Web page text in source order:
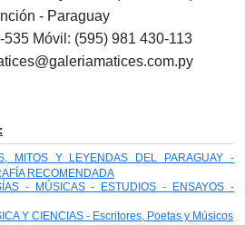
- Paraguay
535 Móvil: (595) 981 430-113
MITOS Y LEYENDAS DEL PARAGUAY -
RECOMENDADA
- MÚSICAS - ESTUDIOS - ENSAYOS -
Y CIENCIAS - Escritores, Poetas y Músicos